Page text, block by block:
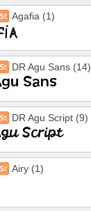
Agafia (1)
DR Agu Sans (14)
DR Agu Script (9)
Airy (1)